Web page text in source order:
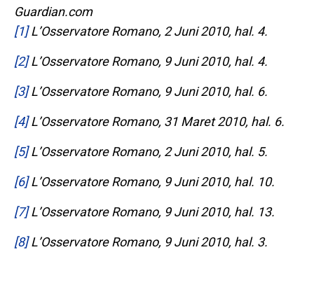
Guardian.com
[1] L’Osservatore Romano, 2 Juni 2010, hal. 4.
[2] L’Osservatore Romano, 9 Juni 2010, hal. 4.
[3] L’Osservatore Romano, 9 Juni 2010, hal. 6.
[4] L’Osservatore Romano, 31 Maret 2010, hal. 6.
[5] L’Osservatore Romano, 2 Juni 2010, hal. 5.
[6] L’Osservatore Romano, 9 Juni 2010, hal. 10.
[7] L’Osservatore Romano, 9 Juni 2010, hal. 13.
[8] L’Osservatore Romano, 9 Juni 2010, hal. 3.